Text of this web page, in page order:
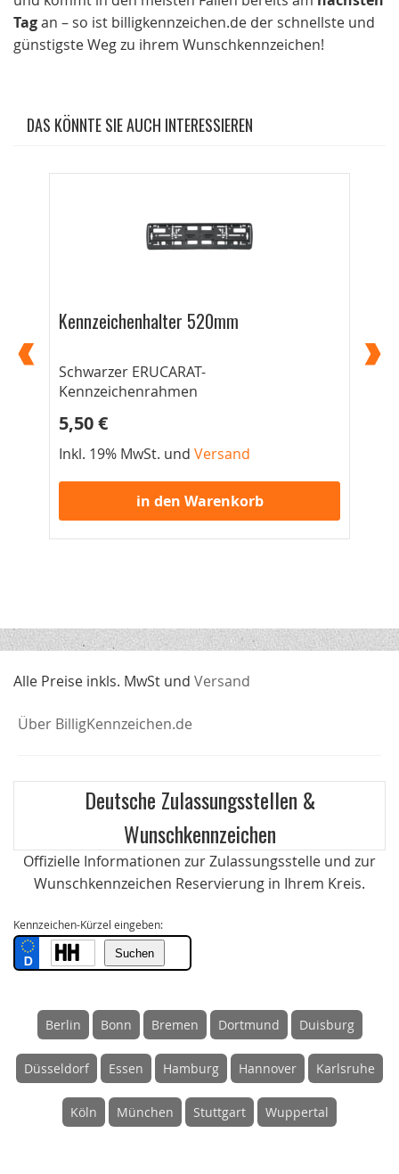
Tagan – so ist billigkennzeichen.de der schnellste und
günstigste Weg zu ihrem Wunschkennzeichen!
DAS KÖNNTE SIE AUCH INTERESSIEREN
Kennzeichenhalter 520mm
Schwarzer ERUCARAT-
Kennzeichenrahmen
5,50 €
Inkl. 19% MwSt. und Versand
in den Warenkorb
Alle Preise inkls. MwSt und Versand
Über BilligKennzeichen.de
Deutsche Zulassungsstellen &
Wunschkennzeichen
Offizielle Informationen zur Zulassungsstelle und zur
Wunschkennzeichen Reservierung in Ihrem Kreis.
Kennzeichen-Kürzel eingeben:
Berlin Bonn Bremen Dortmund Duisburg
Düsseldorf Essen Hamburg Hannover Karlsruhe
Köln München Stuttgart Wuppertal